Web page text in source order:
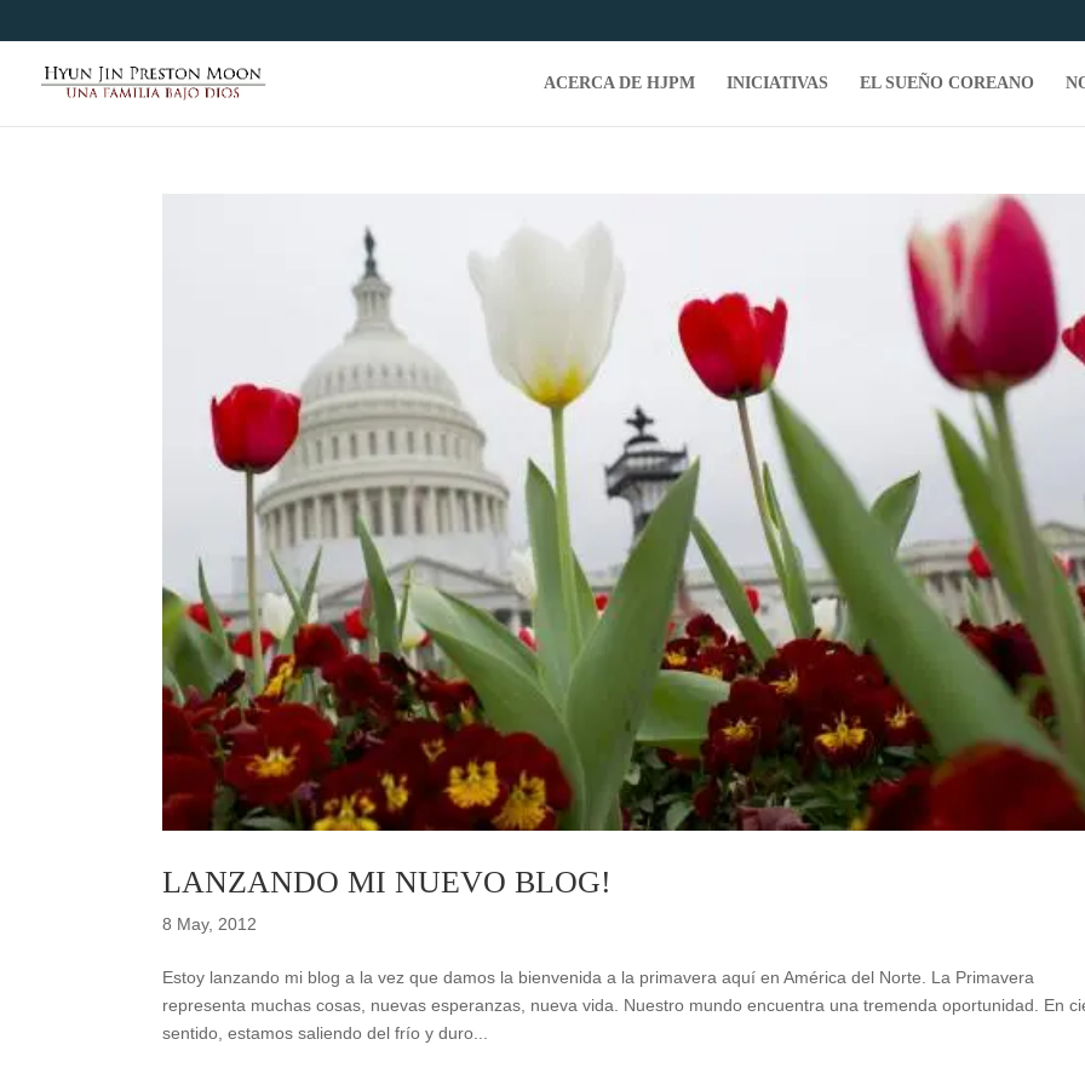
ACERCA DE HJPM INICIATIVAS EL SUEÑO COREANO
LANZANDO MI NUEVO BLOG!
8 May, 2012
Estoy lanzando mi blog a la vez que damos la bienvenida a la primavera aquí en América del Norte. La Primavera
representa muchas cosas, nuevas esperanzas, nueva vida. Nuestro mundo encuentra una tremenda oportunidad. En
sentido, estamos saliendo del frío y duro...